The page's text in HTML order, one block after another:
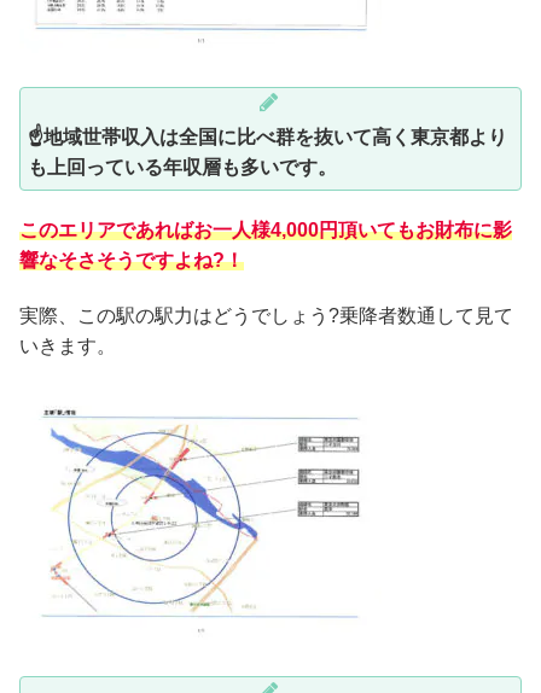
☝地域世帯収入は全国に比べ群を抜いて高く東京都より
も上回っている年収層も多いです。
このエリアであればお一人様4,000円頂いてもお財布に影
響なそさそうですよね?！
実際、この駅の駅力はどうでしょう?乗降者数通して見て
いきます。